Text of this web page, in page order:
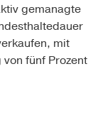
gemanagte
mit
fünf Prozent